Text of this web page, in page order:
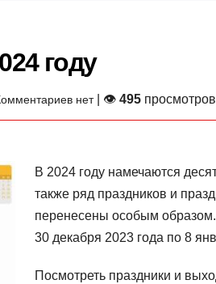
году
нет| 👁 495 просмотров
В 2024 году намечаются
также ряд праздников и
перенесены особым образом.
30 декабря 2023 года по 8
Посмотреть праздники и